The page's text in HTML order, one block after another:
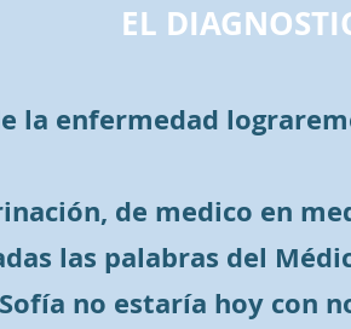
EL
la enfermedad
de medico en
las palabras del
no estaría hoy con